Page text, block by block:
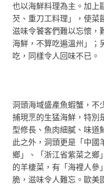
也以海鮮料理為主。加上
芡、重刀工料理」，使菜
滋味令饕客們難以忘懷，
海鮮，不算吃遍溫州」；
吃，同樣令人回味不已。
洞頭海域盛產魚蝦蟹，不
捕現烹的生猛海鮮，特別
型修長、魚肉細膩、味道
此之外，洞頭更是「中國
鄉」、「浙江省紫菜之鄉
的羊棲菜，有「海裡人參
脆，滋味令人難忘。歐美